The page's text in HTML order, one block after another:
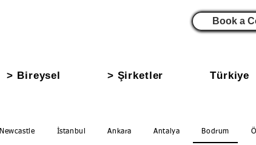
Book a
> Bireysel > Şirketler Türkiye
Newcastle İstanbul Ankara Antalya Bodrum